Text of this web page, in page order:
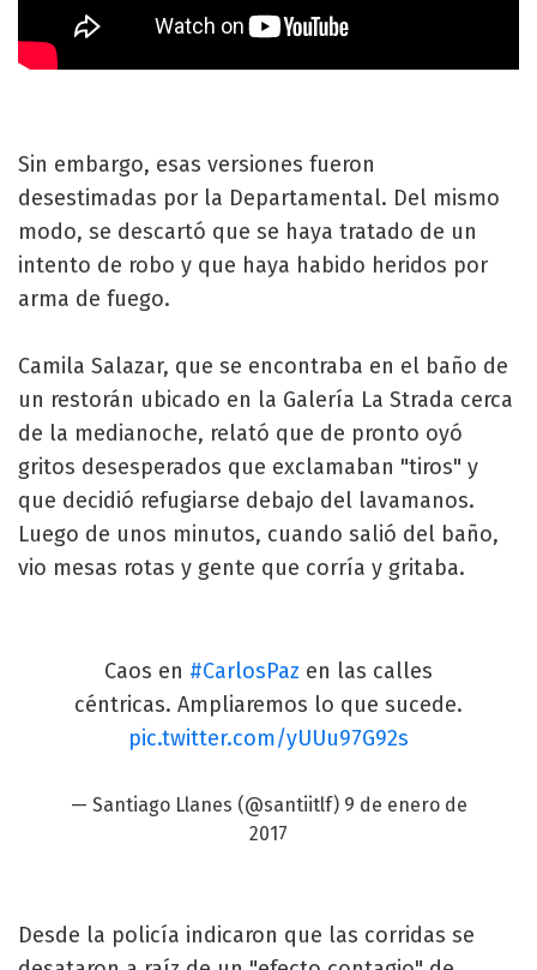
Sin embargo, esas versiones fueron
desestimadas por la Departamental. Del mismo
modo, se descartó que se haya tratado de un
intento de robo y que haya habido heridos por
arma de fuego.
Camila Salazar, que se encontraba en el baño de
un restorán ubicado en la Galería La Strada cerca
de la medianoche, relató que de pronto oyó
gritos desesperados que exclamaban "tiros" y
que decidió refugiarse debajo del lavamanos.
Luego de unos minutos, cuando salió del baño,
vio mesas rotas y gente que corría y gritaba.
Caos en #CarlosPaz en las calles
céntricas. Ampliaremos lo que sucede.
pic.twitter.com/yUUu97G92s
— Santiago Llanes (@santiitlf) 9 de enero de
2017
Desde la policía indicaron que las corridas se